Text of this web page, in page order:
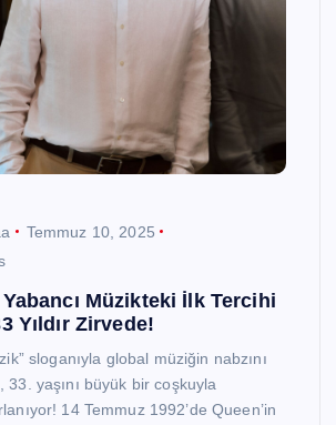
Temmuz 10, 2025
Müzikteki İlk Tercihi
Yıldır Zirvede!
sloganıyla global müziğin nabzını
yaşını büyük bir coşkuyla
14 Temmuz 1992’de Queen’in